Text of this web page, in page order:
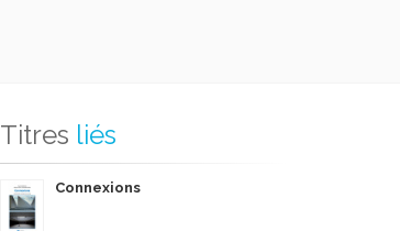
Titres liés
Connexions